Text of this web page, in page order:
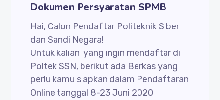
Dokumen Persyaratan SPMB
Hai, Calon Pendaftar Politeknik Siber
dan Sandi Negara!
Untuk kalian yang ingin mendaftar di
Poltek SSN, berikut ada Berkas yang
perlu kamu siapkan dalam Pendaftaran
Online tanggal 8-23 Juni 2020